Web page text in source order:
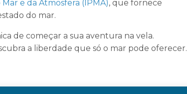
e da Atmosfera (IPMA), que fornece
do mar.
de começar a sua aventura na vela.
a liberdade que só o mar pode oferecer.